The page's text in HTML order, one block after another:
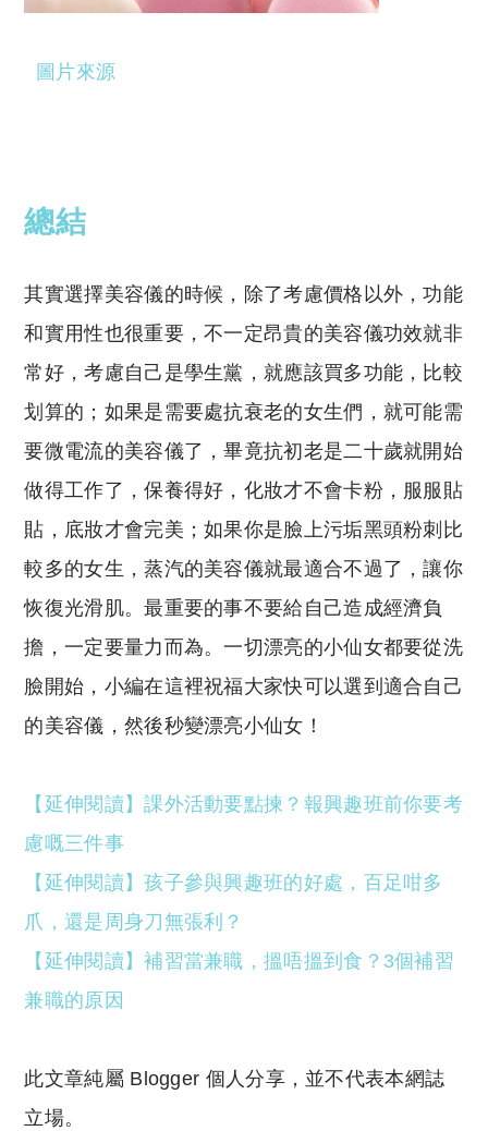
圖片來源
總結
其實選擇美容儀的時候，除了考慮價格以外，功能
和實用性也很重要，不一定昂貴的美容儀功效就非
常好，考慮自己是學生黨，就應該買多功能，比較
划算的；如果是需要處抗衰老的女生們，就可能需
要微電流的美容儀了，畢竟抗初老是二十歲就開始
做得工作了，保養得好，化妝才不會卡粉，服服貼
貼，底妝才會完美；如果你是臉上污垢黑頭粉刺比
較多的女生，蒸汽的美容儀就最適合不過了，讓你
恢復光滑肌。最重要的事不要給自己造成經濟負
擔，一定要量力而為。一切漂亮的小仙女都要從洗
臉開始，小編在這裡祝福大家快可以選到適合自己
的美容儀，然後秒變漂亮小仙女！
【延伸閱讀】課外活動要點揀？報興趣班前你要考
慮嘅三件事
【延伸閱讀】孩子參與興趣班的好處，百足咁多
爪，還是周身刀無張利？
【延伸閱讀】補習當兼職，搵唔搵到食？3個補習
兼職的原因
此文章純屬 Blogger 個人分享，並不代表本網誌
立場。